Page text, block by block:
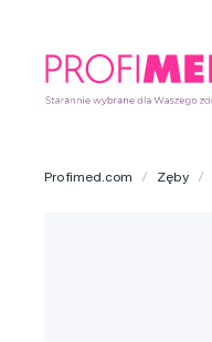
Profimed.com Zęby